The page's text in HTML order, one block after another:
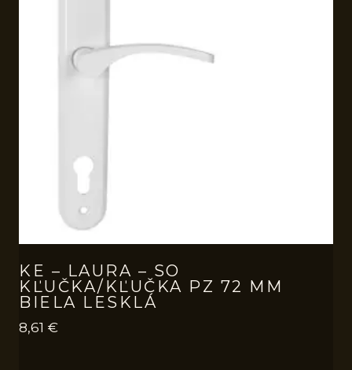
KE – LAURA – SO
KĽUČKA/KĽUČKA PZ 72 MM
BIELA LESKLÁ
8,61 €